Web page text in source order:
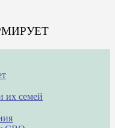
их семей